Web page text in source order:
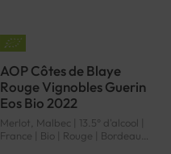
AOP Côtes de Blaye
Rouge Vignobles Guerin
Eos Bio 2022
Merlot, Malbec | 13.5° d'alcool |
France | Bio | Rouge | Bordeaux |